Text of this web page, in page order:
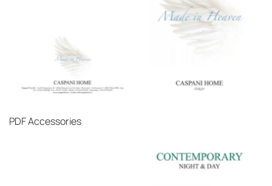
PDFAccessories